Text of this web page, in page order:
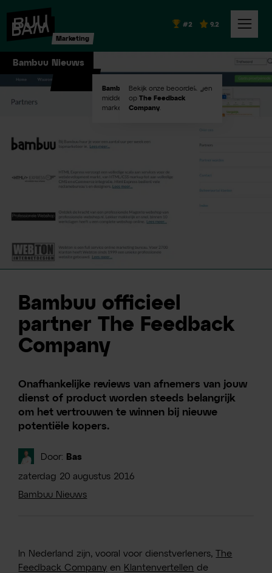
Marketing
#2
Bambuu #2in Emerce100
middelgroot digital
marketingbureaus!
9.2
Bekijk onze beoordelingen
opThe Feedback
Company.
Bambuu Nieuws
Bambuu officieel
partner The Feedback
Company
Onafhankelijke reviews van afnemers van jouw
dienst of product worden steeds belangrijk
om het vertrouwen te winnen bij nieuwe
potentiële kopers.
Door: Bas
zaterdag 20 augustus 2016
Bambuu Nieuws
In Nederland zijn, vooral voor dienstverleners,The
Feedback Company en Klantenvertellen de